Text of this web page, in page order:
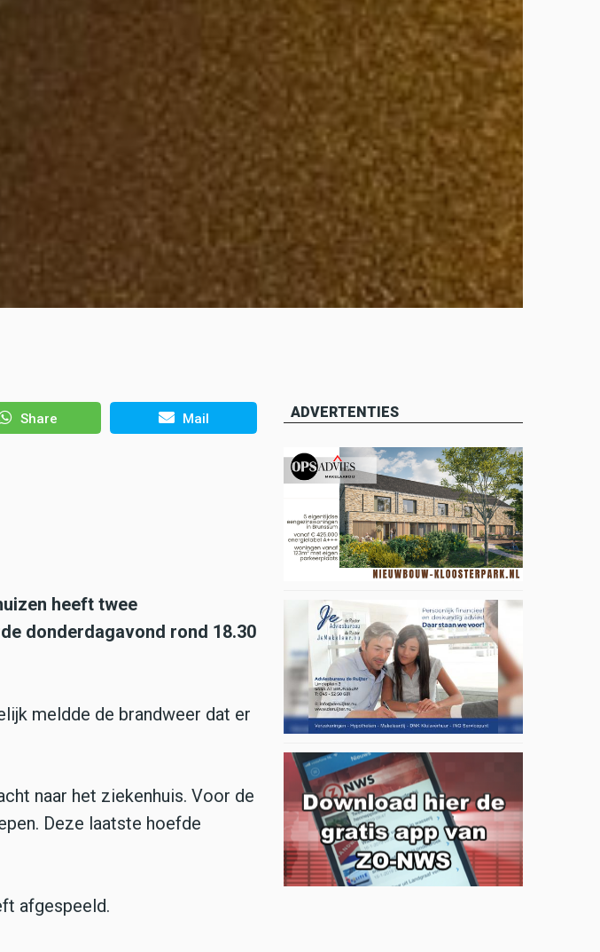
Share Mail
heeft twee
donderdagavond rond 18.30
meldde de brandweer dat er
naar het ziekenhuis. Voor de
Deze laatste hoefde
afgespeeld.
ADVERTENTIES